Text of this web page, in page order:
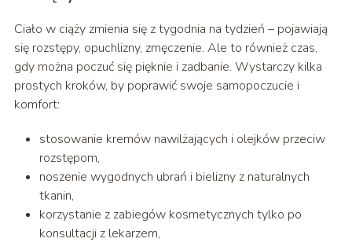
Ciało w ciąży zmienia się z tygodnia na tydzień – pojawiają
się rozstępy, opuchlizny, zmęczenie. Ale to również czas,
gdy można poczuć się pięknie i zadbanie. Wystarczy kilka
prostych kroków, by poprawić swoje samopoczucie i
komfort:
stosowanie kremów nawilżających i olejków przeciw
rozstępom,
noszenie wygodnych ubrań i bielizny z naturalnych
tkanin,
korzystanie z zabiegów kosmetycznych tylko po
konsultacji z lekarzem,